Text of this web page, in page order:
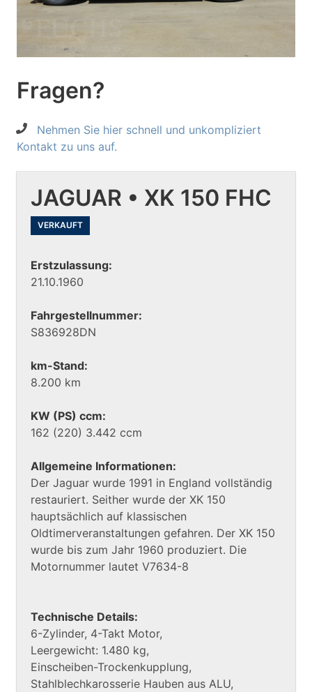
Fragen?
Nehmen Sie hier schnell und unkompliziert
Kontakt zu uns auf.
JAGUAR • XK 150 FHC
VERKAUFT
Erstzulassung:
21.10.1960
Fahrgestellnummer:
S836928DN
km-Stand:
8.200 km
KW (PS) ccm:
162 (220) 3.442 ccm
Allgemeine Informationen:
Der Jaguar wurde 1991 in England vollständig
restauriert. Seither wurde der XK 150
hauptsächlich auf klassischen
Oldtimerveranstaltungen gefahren. Der XK 150
wurde bis zum Jahr 1960 produziert. Die
Motornummer lautet V7634-8
Technische Details:
6-Zylinder, 4-Takt Motor,
Leergewicht: 1.480 kg,
Einscheiben-Trockenkupplung,
Stahlblechkarosserie Hauben aus ALU,